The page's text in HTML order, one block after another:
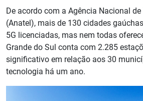
De acordo com a Agência Nacional
(Anatel), mais de 130 cidades
5G licenciadas, mas nem todas
Grande do Sul conta com 2.285
significativo em relação aos 30
tecnologia há um ano.